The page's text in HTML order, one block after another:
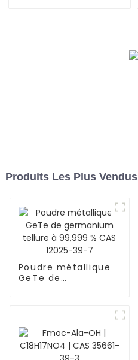
Produits Les Plus Vendus
Poudre métallique
GeTe de